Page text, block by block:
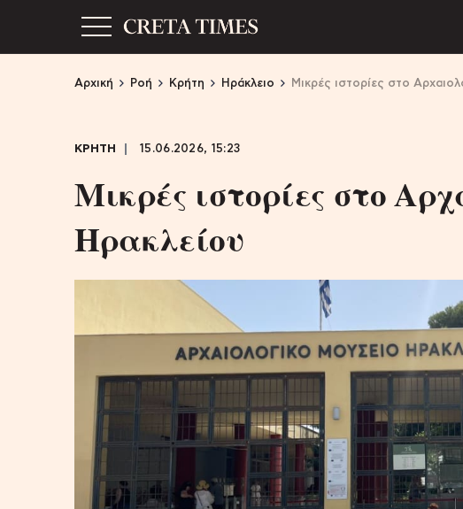
Αρχική Ροή Κρήτη Ηράκλειο Μικρές ιστορίες στο
ΚΡΗΤΗ 15.06.2026, 15:23
Μικρές ιστορίες στο
Ηρακλείου